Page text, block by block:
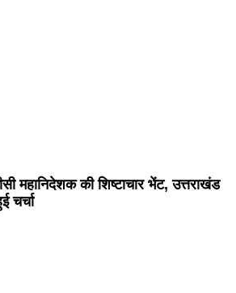
महानिदेशक की शिष्टाचार भेंट, उत्तराखंड
चर्चा